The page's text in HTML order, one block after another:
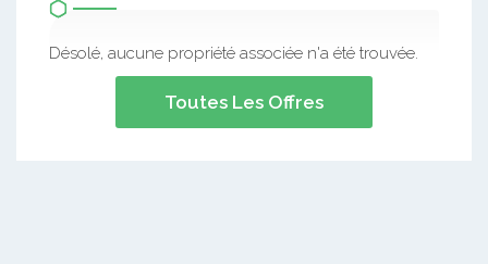
Désolé, aucune propriété associée n'a été trouvée.
Toutes Les Offres